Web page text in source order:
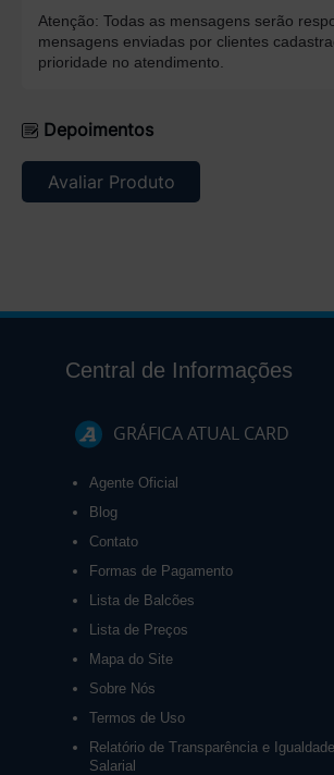
Atenção: Todas as mensagens serão
mensagens enviadas por clientes
prioridade no atendimento.
Depoimentos
Avaliar Produto
Central de Informações
GRÁFICA ATUAL CARD
Agente Oficial
Blog
Contato
Formas de Pagamento
Lista de Balcões
Lista de Preços
Mapa do Site
Sobre Nós
Termos de Uso
Relatório de Transparência e Igualdade
Salarial